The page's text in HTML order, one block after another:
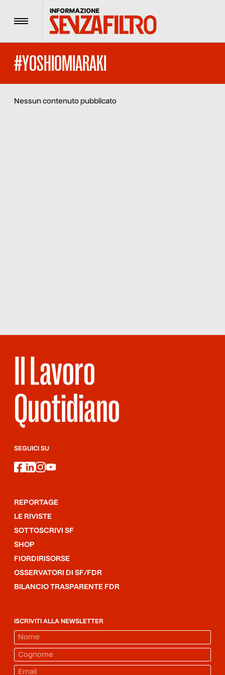
Menu
#YOSHIOMIARAKI
Nessun contenuto pubblicato
Il Lavoro
Quotidiano
SEGUICI SU
facebook
linkedin
instagram
youtube
REPORTAGE
LE RIVISTE
SOTTOSCRIVI SF
SHOP
FIORDIRISORSE
OSSERVATORI DI SF/FDR
BILANCIO TRASPARENTE FDR
ISCRIVITI ALLA NEWSLETTER